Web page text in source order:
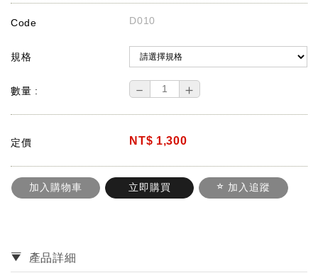
Code D010
規格
數量 : － ＋
定價 NT$ 1,300
加入購物車 立即購買 加入追蹤
產品詳細